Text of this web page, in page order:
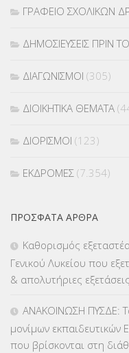
ΓΡΑΦΕΙΟ ΣΧΟΛΙΚΩΝ
ΔΗΜΟΣΙΕΥΣΕΙΣ ΠΡΙΝ
ΔΙΑΓΩΝΙΣΜΟΙ (305)
ΔΙΟΙΚΗΤΙΚΑ ΘΕΜΑΤΑ
ΔΙΟΡΙΣΜΟΙ (123)
ΕΚΔΡΟΜΕΣ (7.354)
ΕΠΙΜΟΡΦΩΣΗ Τ.Π.Ε.
ΚΕΣΥ(60)
ΠΡΌΣΦΑΤΑ ΆΡΘΡΑ
Καθορισμός
Γενικού Λυκείου που
& απολυτήριες
ΑΝΑΚΟΙΝΩΣΗ ΠΥΣΔΕ:
μονίμων εκπαιδευτικών
που βρίσκονται στη